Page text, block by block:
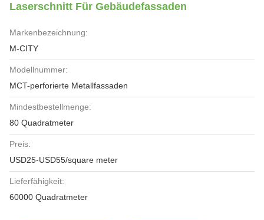
Laserschnitt Für Gebäudefassaden
Markenbezeichnung:
M-CITY
Modellnummer:
MCT-perforierte Metallfassaden
Mindestbestellmenge:
80 Quadratmeter
Preis:
USD25-USD55/square meter
Lieferfähigkeit:
60000 Quadratmeter